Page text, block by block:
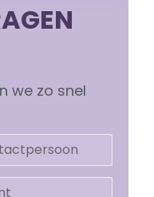
we zo snel